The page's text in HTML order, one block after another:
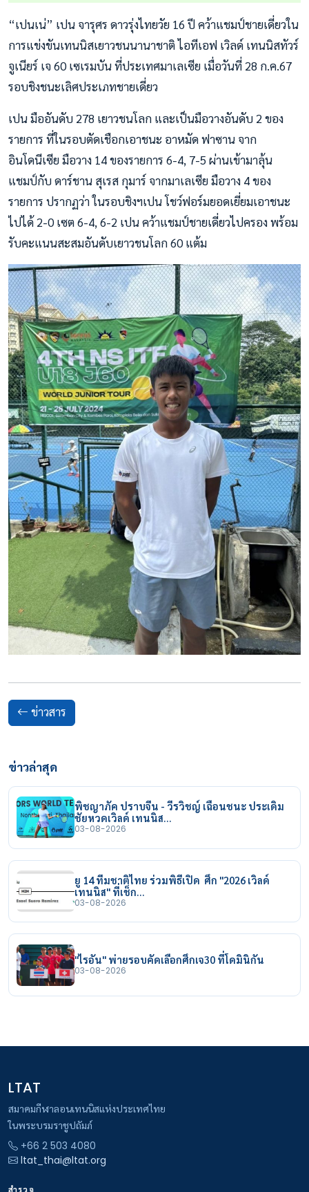
“เปนเน่” เปน จารุศร ดาวรุ่งไทยวัย 16 ปี คว้าแชมป์ชายเดี่ยวใน
การแข่งขันเทนนิสเยาวชนนานาชาติ ไอทีเอฟ เวิลด์ เทนนิสทัวร์
จูเนียร์ เจ 60 เซเรมบัน ที่ประเทศมาเลเซีย เมื่อวันที่ 28 ก.ค.67
รอบชิงชนะเลิศประเภทชายเดี่ยว
เปน มืออันดับ 278 เยาวชนโลก และเป็นมือวางอันดับ 2 ของ
รายการ ที่ในรอบตัดเชือกเอาชนะ อาหมัด ฟาซาน จาก
อินโดนีเซีย มือวาง 14 ของรายการ 6-4, 7-5 ผ่านเข้ามาลุ้น
แชมป์กับ ดาร์ชาน สุเรส กุมาร์ จากมาเลเซีย มือวาง 4 ของ
รายการ ปรากฏว่า ในรอบชิงฯเปน โชว์ฟอร์มยอดเยี่ยมเอาชนะ
ไปได้ 2-0 เซต 6-4, 6-2 เปน คว้าแชมป์ชายเดี่ยวไปครอง พร้อม
รับคะแนนสะสมอันดับเยาวชนโลก 60 แต้ม
ข่าวสาร
ข่าวล่าสุด
พิชญาภัค ปราบจีน - วีรวิชญ์ เฉือนชนะ ประเดิม
ชัยหวดเวิลด์ เทนนิส…
03-08-2026
ยู 14 ทีมชาติไทย ร่วมพิธีเปิด ศึก "2026 เวิลด์
เทนนิส" ที่เช็ก…
03-08-2026
"ไรอัน" พ่ายรอบคัดเลือกศึกเจ30 ที่โดมินิกัน
03-08-2026
LTAT
สมาคมกีฬาลอนเทนนิสแห่งประเทศไทย
ในพระบรมราชูปถัมภ์
+66 2 503 4080
ltat_thai@ltat.org